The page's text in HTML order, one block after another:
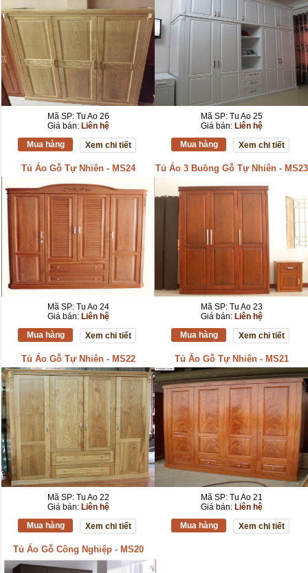
Mã SP: Tu Ao 26
Giá bán: Liên hệ
Mua hàng
Xem chi tiết
Mã SP: Tu Ao 25
Giá bán: Liên hệ
Mua hàng
Xem chi tiết
Tủ Áo Gỗ Tự Nhiên - MS24
Mã SP: Tu Ao 24
Giá bán: Liên hệ
Mua hàng
Xem chi tiết
Tủ Áo 3 Buồng Gỗ Tự Nhiên - MS23
Mã SP: Tu Ao 23
Giá bán: Liên hệ
Mua hàng
Xem chi tiết
Tủ Áo Gỗ Tự Nhiên - MS22
Mã SP: Tu Ao 22
Giá bán: Liên hệ
Mua hàng
Xem chi tiết
Tủ Áo Gỗ Tự Nhiên - MS21
Mã SP: Tu Ao 21
Giá bán: Liên hệ
Mua hàng
Xem chi tiết
Tủ Áo Gỗ Công Nghiệp - MS20